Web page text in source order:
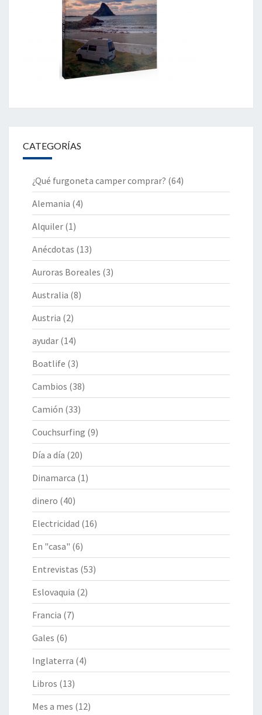
CATEGORÍAS
¿Qué furgoneta camper comprar? (64)
Alemania (4)
Alquiler (1)
Anécdotas (13)
Auroras Boreales (3)
Australia (8)
Austria (2)
ayudar (14)
Boatlife (3)
Cambios (38)
Camión (33)
Couchsurfing (9)
Día a día (20)
Dinamarca (1)
dinero (40)
Electricidad (16)
En "casa" (6)
Entrevistas (53)
Eslovaquia (2)
Francia (7)
Gales (6)
Inglaterra (4)
Libros (13)
Mes a mes (12)